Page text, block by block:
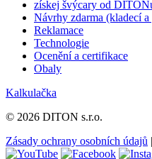
získej švýcary od
Návrhy zdarma (kladecí
Reklamace
Technologie
Ocenění a certifikace
Obaly
Kalkulačka
© 2026 DITON s.r.o.
Zásady ochrany osobních údajů |